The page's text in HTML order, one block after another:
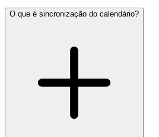
O que é sincronização do calendário?